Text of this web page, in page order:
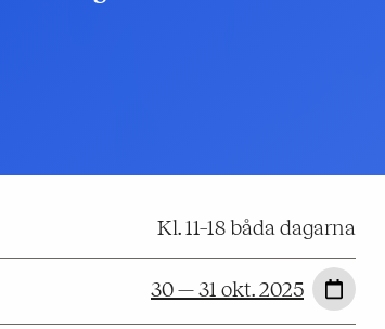
Kl. 11–18 båda dagarna
30 — 31 okt. 2025